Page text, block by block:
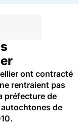
ont contracté
rentraient pas
préfecture de
de